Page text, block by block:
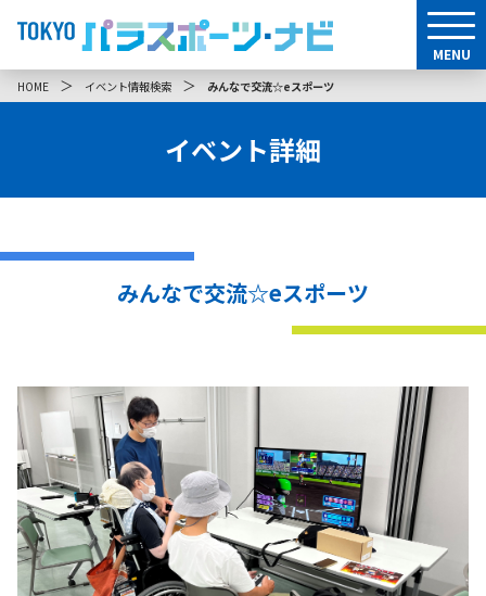
MENU
HOME ＞ イベント情報検索 ＞ みんなで交流☆eスポーツ
イベント詳細
みんなで交流☆eスポーツ